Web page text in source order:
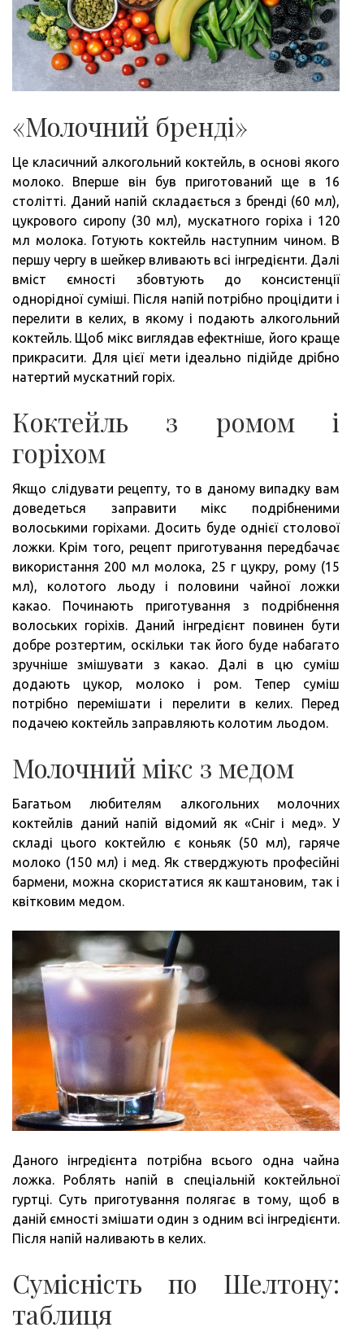
«Молочний бренді»
Це класичний алкогольний коктейль, в основі якого
молоко. Вперше він був приготований ще в 16
столітті. Даний напій складається з бренді (60 мл),
цукрового сиропу (30 мл), мускатного горіха і 120
мл молока. Готують коктейль наступним чином. В
першу чергу в шейкер вливають всі інгредієнти. Далі
вміст ємності збовтують до консистенції
однорідної суміші. Після напій потрібно процідити і
перелити в келих, в якому і подають алкогольний
коктейль. Щоб мікс виглядав ефектніше, його краще
прикрасити. Для цієї мети ідеально підійде дрібно
натертий мускатний горіх.
Коктейль з ромом і
горіхом
Якщо слідувати рецепту, то в даному випадку вам
доведеться заправити мікс подрібненими
волоськими горіхами. Досить буде однієї столової
ложки. Крім того, рецепт приготування передбачає
використання 200 мл молока, 25 г цукру, рому (15
мл), колотого льоду і половини чайної ложки
какао. Починають приготування з подрібнення
волоських горіхів. Даний інгредієнт повинен бути
добре розтертим, оскільки так його буде набагато
зручніше змішувати з какао. Далі в цю суміш
додають цукор, молоко і ром. Тепер суміш
потрібно перемішати і перелити в келих. Перед
подачею коктейль заправляють колотим льодом.
Молочний мікс з медом
Багатьом любителям алкогольних молочних
коктейлів даний напій відомий як «Сніг і мед». У
складі цього коктейлю є коньяк (50 мл), гаряче
молоко (150 мл) і мед. Як стверджують професійні
бармени, можна скористатися як каштановим, так і
квітковим медом.
Даного інгредієнта потрібна всього одна чайна
ложка. Роблять напій в спеціальній коктейльної
гуртці. Суть приготування полягає в тому, щоб в
даній ємності змішати один з одним всі інгредієнти.
Після напій наливають в келих.
Сумісність по Шелтону:
таблиця